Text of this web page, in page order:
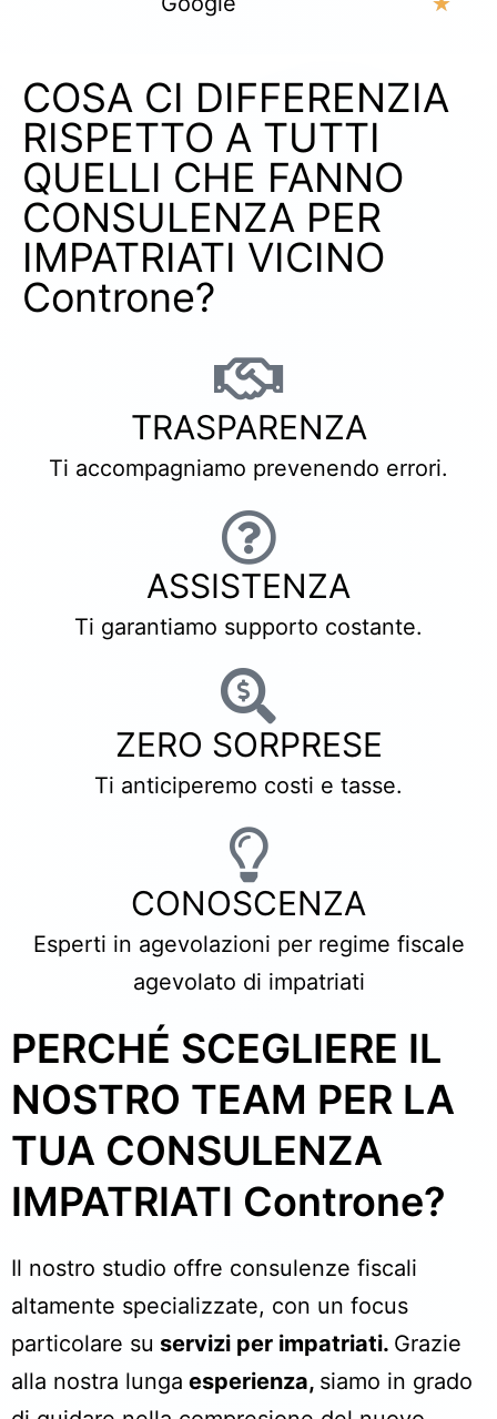
COSA CI DIFFERENZIA
RISPETTO A TUTTI
QUELLI CHE FANNO
CONSULENZA PER
IMPATRIATI VICINO
Controne?
TRASPARENZA
Ti accompagniamo prevenendo errori.
ASSISTENZA
Ti garantiamo supporto costante.
ZERO SORPRESE
Ti anticiperemo costi e tasse.
CONOSCENZA
Esperti in agevolazioni per regime fiscale
agevolato di impatriati
PERCHÉ SCEGLIERE IL
NOSTRO TEAM PER LA
TUA CONSULENZA
IMPATRIATI Controne?
Il nostro studio offre consulenze fiscali
altamente specializzate, con un focus
particolare su servizi per impatriati. Grazie
alla nostra lunga esperienza, siamo in grado